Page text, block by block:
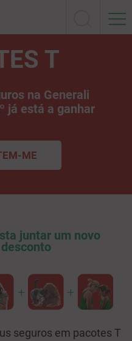
T
na Generali
já está a ganhar
ME
juntar um novo
seguros em pacotes T